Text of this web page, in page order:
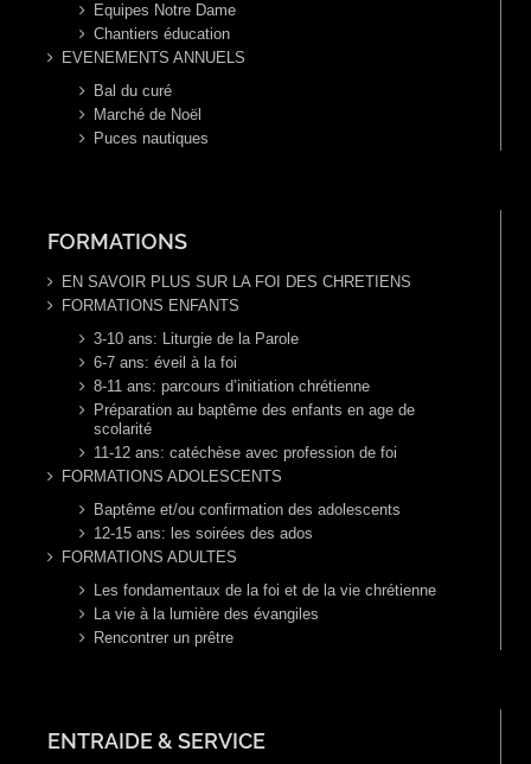
Equipes Notre Dame
Chantiers éducation
EVENEMENTS ANNUELS
Bal du curé
Marché de Noël
Puces nautiques
FORMATIONS
EN SAVOIR PLUS SUR LA FOI DES CHRETIENS
FORMATIONS ENFANTS
3-10 ans: Liturgie de la Parole
6-7 ans: éveil à la foi
8-11 ans: parcours d’initiation chrétienne
Préparation au baptême des enfants en age de
scolarité
11-12 ans: catéchèse avec profession de foi
FORMATIONS ADOLESCENTS
Baptême et/ou confirmation des adolescents
12-15 ans: les soirées des ados
FORMATIONS ADULTES
Les fondamentaux de la foi et de la vie chrétienne
La vie à la lumière des évangiles
Rencontrer un prêtre
ENTRAIDE & SERVICE